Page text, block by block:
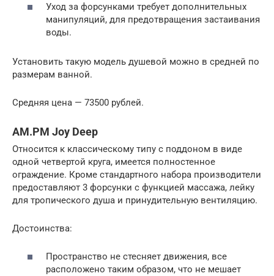
Уход за форсунками требует дополнительных
манипуляций, для предотвращения застаивания
воды.
Установить такую модель душевой можно в средней по
размерам ванной.
Средняя цена — 73500 рублей.
AM.PM Joy Deep
Относится к классическому типу с поддоном в виде
одной четвертой круга, имеется полностенное
ограждение. Кроме стандартного набора производители
предоставляют 3 форсунки с функцией массажа, лейку
для тропического душа и принудительную вентиляцию.
Достоинства:
Пространство не стесняет движения, все
расположено таким образом, что не мешает